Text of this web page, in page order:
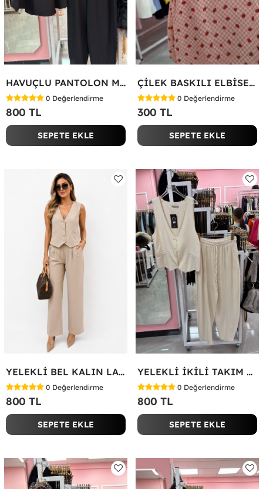
HAVUÇLU PANTOLON MİYASE TAKIM Siyah
0 Değerlendirme
800 TL
SEPETE EKLE
ÇİLEK BASKILI ELBİSE Bej
0 Değerlendirme
300 TL
SEPETE EKLE
YELEKLİ BEL KALIN LASTİK İKİLİ TAKIM Bej
0 Değerlendirme
800 TL
SEPETE EKLE
YELEKLİ İKİLİ TAKIM Bej
0 Değerlendirme
800 TL
SEPETE EKLE